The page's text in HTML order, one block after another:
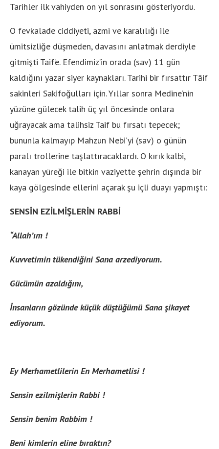
Tarihler ilk vahiyden on yıl sonrasını gösteriyordu.
O fevkalade ciddiyeti, azmi ve karalılığı ile
ümitsizliğe düşmeden, davasını anlatmak derdiyle
gitmişti Taif’e. Efendimiz’in orada (sav) 11 gün
kaldığını yazar siyer kaynakları. Tarihi bir fırsattır Tāif
sakinleri Sakifoğulları için. Yıllar sonra Medine’nin
yüzüne gülecek talih üç yıl öncesinde onlara
uğrayacak ama talihsiz Taif bu fırsatı tepecek;
bununla kalmayıp Mahzun Nebi’yi (sav) o günün
paralı trollerine taşlattıracaklardı. O kırık kalbi,
kanayan yüreği ile bitkin vaziyette şehrin dışında bir
kaya gölgesinde ellerini açarak şu içli duayı yapmıştı:
SENSİN EZİLMİŞLERİN RABBİ
“Allah’ım !
Kuvvetimin tükendiğini Sana arzediyorum.
Gücümün azaldığını,
İnsanların gözünde küçük düştüğümü Sana şikayet
ediyorum.
Ey Merhametlilerin En Merhametlisi !
Sensin ezilmişlerin Rabbi !
Sensin benim Rabbim !
Beni kimlerin eline bıraktın?